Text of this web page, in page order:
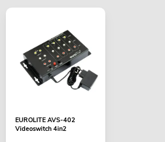
EUROLITE AVS-402
Videoswitch 4in2